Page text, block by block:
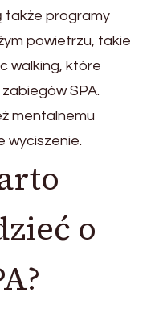
także programy
powietrzu, takie
walking, które
SPA.
mentalnemu
wyciszenie.
o